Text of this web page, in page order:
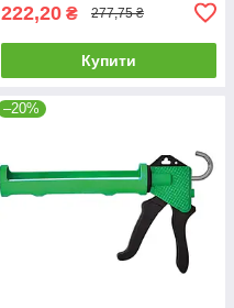
222,20 ₴ 277,75 ₴
Купити
–20%